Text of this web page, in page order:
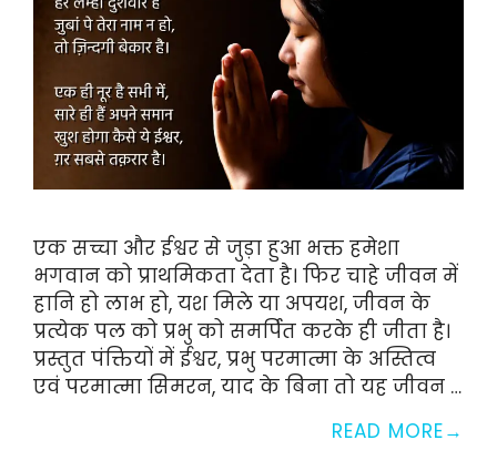
एक सच्चा और ईश्वर से जुड़ा हुआ भक्त हमेशा
भगवान को प्राथमिकता देता है। फिर चाहे जीवन में
हानि हो लाभ हो, यश मिले या अपयश, जीवन के
प्रत्येक पल को प्रभु को समर्पित करके ही जीता है।
प्रस्तुत पंक्तियों में ईश्वर, प्रभु परमात्मा के अस्तित्व
एवं परमात्मा सिमरन, याद के बिना तो यह जीवन …
READ MORE